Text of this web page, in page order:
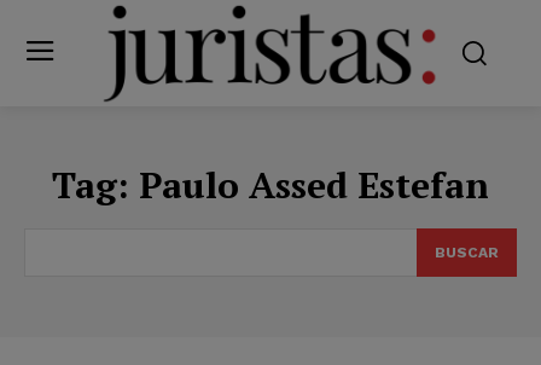
Tag: Paulo Assed Estefan
BUSCAR